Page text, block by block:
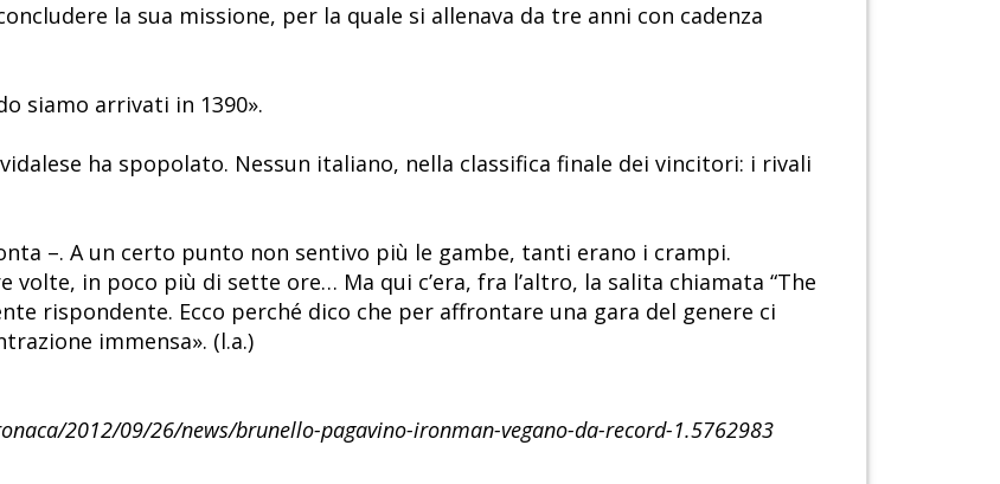
la sua missione, per la quale si allenava da tre anni con cadenza
siamo arrivati in 1390».
ha spopolato. Nessun italiano, nella classifica finale dei vincitori: i rivali
–. A un certo punto non sentivo più le gambe, tanti erano i crampi.
in poco più di sette ore… Ma qui c’era, fra l’altro, la salita chiamata “The
rispondente. Ecco perché dico che per affrontare una gara del genere ci
immensa». (l.a.)
2012/09/26/news/brunello-pagavino-ironman-vegano-da-record-1.5762983